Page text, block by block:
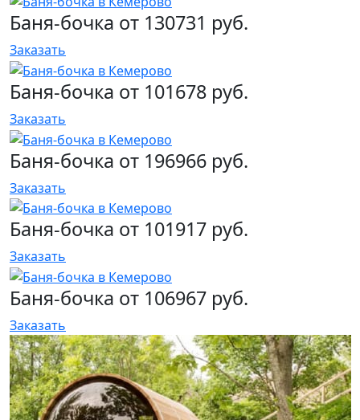
Баня-бочка от 130731 руб.
Заказать
Баня-бочка от 101678 руб.
Заказать
Баня-бочка от 196966 руб.
Заказать
Баня-бочка от 101917 руб.
Заказать
Баня-бочка от 106967 руб.
Заказать